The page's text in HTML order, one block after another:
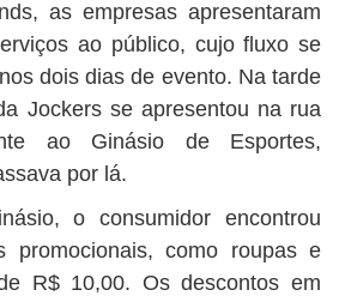
as empresas apresentaram
ao público, cujo fluxo se
dois dias de evento. Na tarde
Jockers se apresentou na rua
ao Ginásio de Esportes,
por lá.
o consumidor encontrou
promocionais, como roupas e
R$ 10,00. Os descontos em